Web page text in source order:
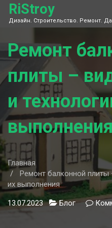
Skip
content
RiStroy
Дизайн. Строительство. Ремонт.
Ремонт
плиты –
и
Главная
Ремонт балконной плиты
их выполнения
13.07.2023 Блог